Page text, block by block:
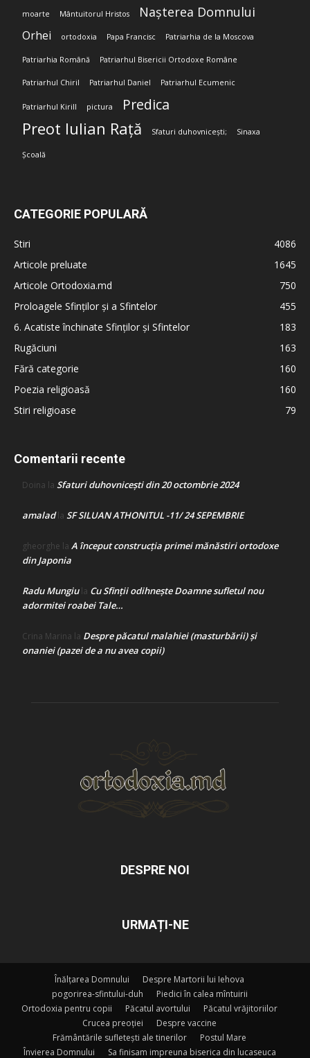
moarte Mântuitorul Hristos Nașterea Domnului
Orhei ortodoxia Papa Francisc Patriarhia de la Moscova
Patriarhia Română Patriarhul Bisericii Ortodoxe Române
Patriarhul Chiril Patriarhul Daniel Patriarhul Ecumenic
Patriarhul Kirill pictura Predica
Preot Iulian Rață Sfaturi duhovnicești; Sinaxa
Școală
CATEGORIE POPULARĂ
Stiri
4086
Articole preluate
1645
Articole Ortodoxia.md
750
Proloagele Sfinților și a Sfintelor
455
6. Acatiste închinate Sfinților și Sfintelor
183
Rugăciuni
163
Fără categorie
160
Poezia religioasă
160
Stiri religioase
79
Comentarii recente
Doina la Sfaturi duhovnicești din 20 octombrie 2024
amaladla SF SILUAN ATHONITUL -11/ 24 SEPEMBRIE
gheorghe la A început construcţia primei mănăstiri ortodoxe
din Japonia
Radu Mungiula Cu Sfinții odihnește Doamne sufletul nou
adormitei roabei Tale…
Crina Marina la Despre păcatul malahiei (masturbării) şi
onaniei (pazei de a nu avea copii)
DESPRE NOI
URMAȚI-NE
Înălțarea Domnului
Despre Martorii lui Iehova
pogorirea-sfintului-duh
Piedici în calea mîntuirii
Ortodoxia pentru copii
Păcatul avortului
Păcatul vrăjitoriilor
Crucea preoției
Despre vaccine
Frământările sufletești ale tinerilor
Postul Mare
Învierea Domnului
Sa finisam impreuna biserica din lucaseuca